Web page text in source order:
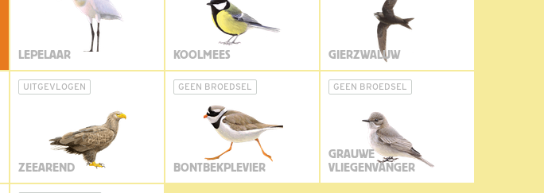
LEPELAAR KOOLMEES GIERZWALUW
UITGEVLOGEN
ZEEAREND
GEEN BROEDSEL
BONTBEKPLEVIER
GEEN BROEDSEL
GRAUWE
VLIEGENVANGER